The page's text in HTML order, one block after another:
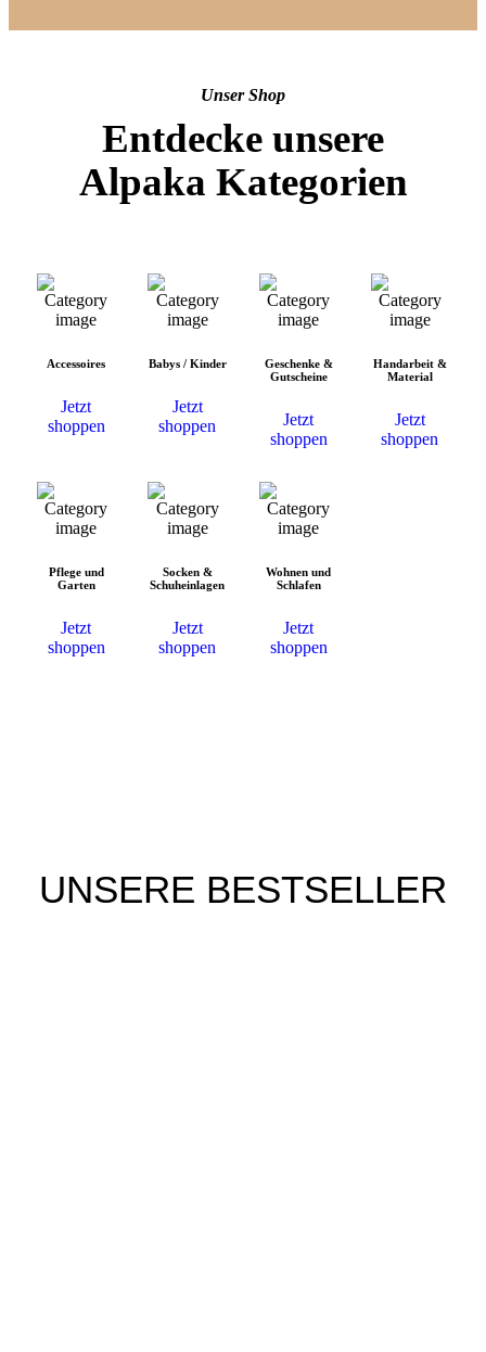
Unser Shop
Entdecke unsere
Alpaka Kategorien
Accessoires
Jetzt
shoppen
Babys / Kinder
Jetzt
shoppen
Geschenke &
Gutscheine
Jetzt
shoppen
Handarbeit &
Material
Jetzt
shoppen
Pflege und
Garten
Jetzt
shoppen
Socken &
Schuheinlagen
Jetzt
shoppen
Wohnen und
Schlafen
Jetzt
shoppen
UNSERE BESTSELLER